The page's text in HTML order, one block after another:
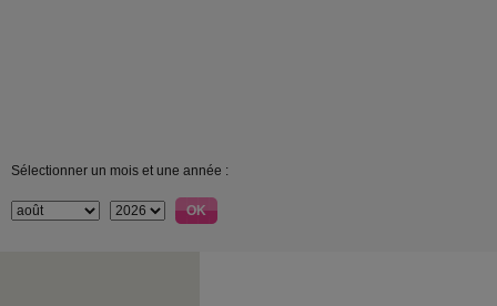
Sélectionner un mois et une année :